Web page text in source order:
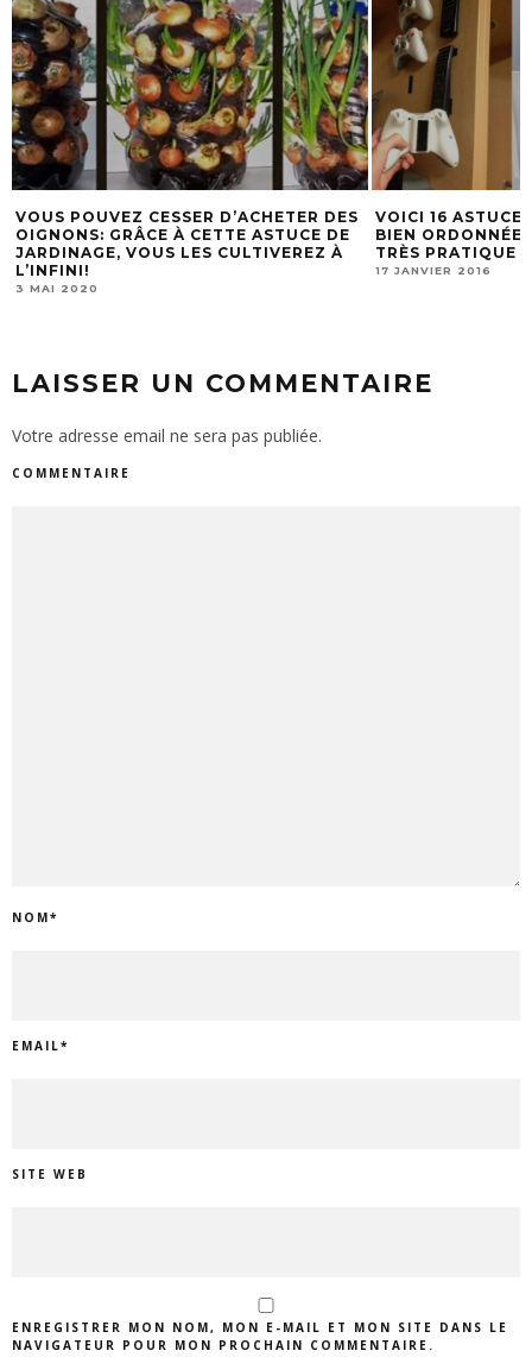
VOICI 16 ASTUCES POUR UNE MAISON
BIEN ORDONNÉE ET BIEN ORGANISÉE…
TRÈS PRATIQUE ET INTELLIGENT !
17 JANVIER 2016
POUR
PLEURS,
STRESS
10 FÉVRIER 2020
LAISSER UN COMMENTAIRE
Votre adresse email ne sera pas publiée.
COMMENTAIRE
NOM*
EMAIL*
SITE WEB
ENREGISTRER MON NOM, MON E-MAIL ET MON SITE DANS LE
NAVIGATEUR POUR MON PROCHAIN COMMENTAIRE.